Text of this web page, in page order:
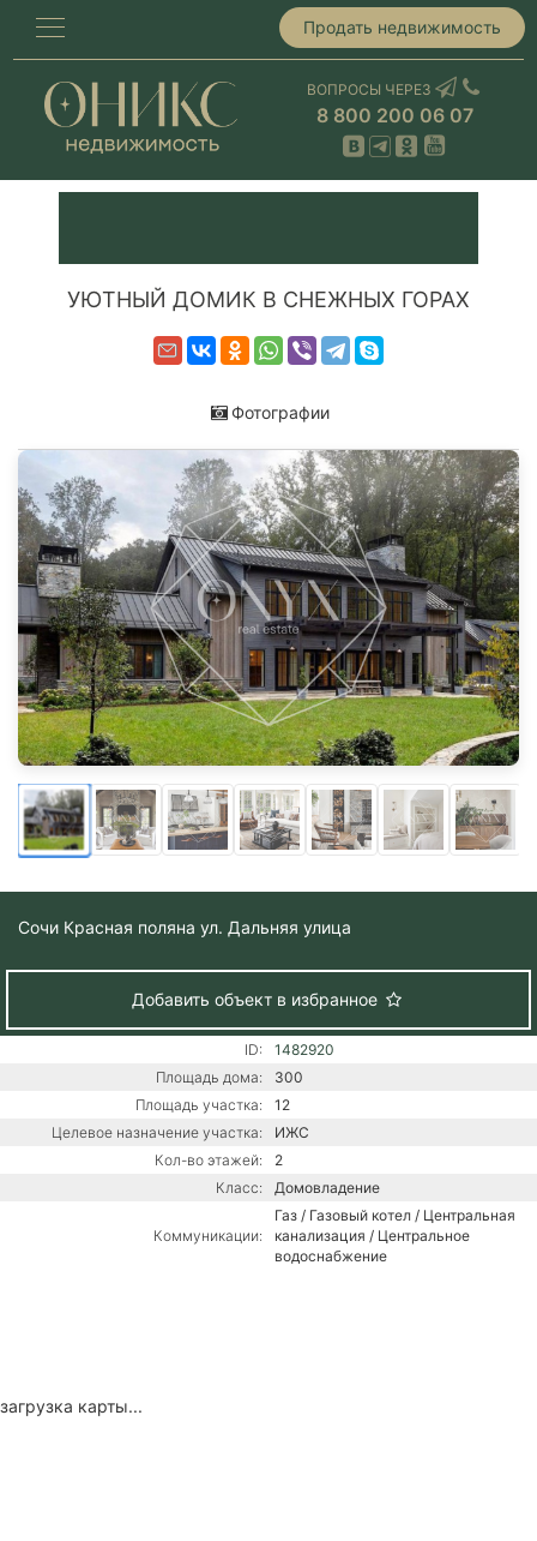
Продать недвижимость
ВОПРОСЫ ЧЕРЕЗ
8 800 200 06 07
УЮТНЫЙ ДОМИК В СНЕЖНЫХ ГОРАХ
Фотографии
Сочи Красная поляна ул. Дальняя улица
Добавить объект в избранное
ID:
1482920
Площадь дома:
300
Площадь участка:
12
Целевое назначение участка:
ИЖС
Кол-во этажей:
2
Класс:
Домовладение
Коммуникации:
Газ / Газовый котел / Центральная
канализация / Центральное
водоснабжение
загрузка карты...